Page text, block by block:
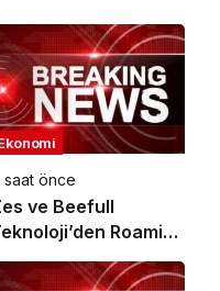
saat önce
ve Beefull
Roaming
Birliği